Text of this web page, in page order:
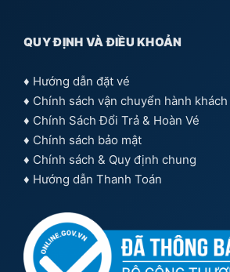
QUY ĐỊNH VÀ ĐIỀU KHOẢN
♦ Hướng dẫn đặt vé
♦ Chính sách vận chuyển hành khách
♦ Chính Sách Đổi Trả & Hoàn Vé
♦ Chính sách bảo mật
♦ Chính sách & Quy định chung
♦ Hướng dẫn Thanh Toán